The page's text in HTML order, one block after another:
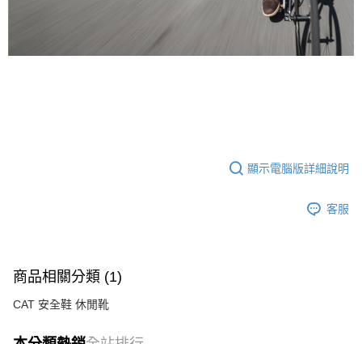
顯示電腦版詳細說明
客服
商品相關分類 (1)
CAT 安全鞋 休閒靴